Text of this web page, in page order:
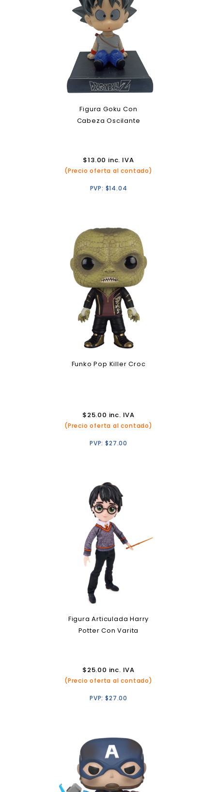
Figura Goku Con
Cabeza Oscilante
$13.00 inc. IVA
(Precio oferta al contado)
PVP: $14.04
Funko Pop Killer Croc
$25.00 inc. IVA
(Precio oferta al contado)
PVP:$27.00
Figura Articulada Harry
Potter Con Varita
$25.00 inc. IVA
(Precio oferta al contado)
PVP:$27.00